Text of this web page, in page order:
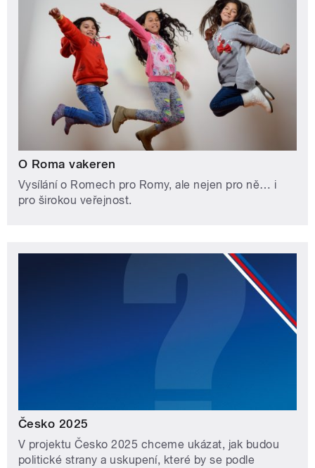
O Roma vakeren
Vysílání o Romech pro Romy, ale nejen pro ně… i
pro širokou veřejnost.
Česko 2025
V projektu Česko 2025 chceme ukázat, jak budou
politické strany a uskupení, které by se podle